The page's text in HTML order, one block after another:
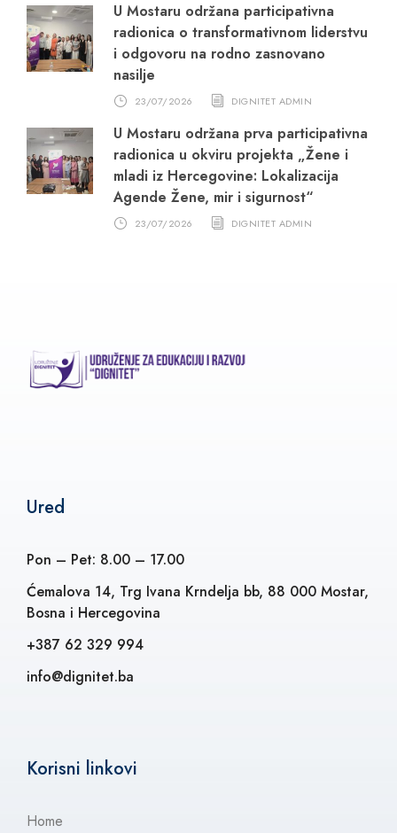
U Mostaru održana participativna
radionica o transformativnom liderstvu
i odgovoru na rodno zasnovano
nasilje
23/07/2026 DIGNITET ADMIN
U Mostaru održana prva participativna
radionica u okviru projekta „Žene i
mladi iz Hercegovine: Lokalizacija
Agende Žene, mir i sigurnost“
23/07/2026 DIGNITET ADMIN
Ured
Pon – Pet: 8.00 – 17.00
Ćemalova 14, Trg Ivana Krndelja bb, 88 000 Mostar,
Bosna i Hercegovina
+387 62 329 994
info@dignitet.ba
Korisni linkovi
Home